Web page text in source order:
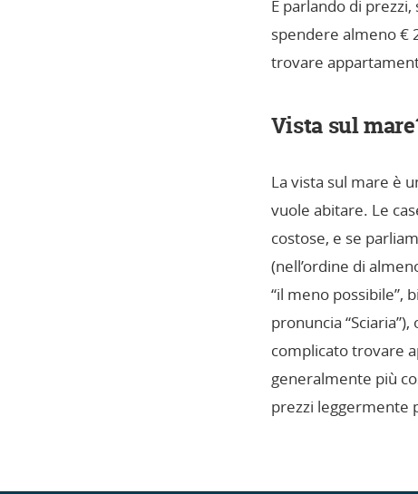
E parlando di prezzi,
spendere almeno €
trovare
Vista sul
La vista sul mare è
vuole abitare. Le
costose, e se
(nell’ordine di
“il meno possibile”,
pronuncia
complicato trovare
generalmente più
prezzi leggermente